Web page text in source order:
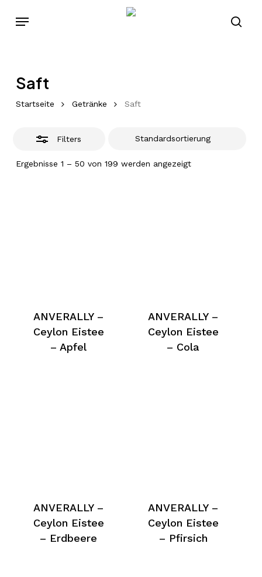
Menu
Saft
Startseite Getränke Saft
Filters
Ergebnisse 1 – 50 von 199 werden angezeigt
Close
ANVERALLY –
Ceylon Eistee
– Apfel
ANVERALLY –
Ceylon Eistee
– Cola
ANVERALLY –
Ceylon Eistee
– Erdbeere
ANVERALLY –
Ceylon Eistee
– Pfirsich